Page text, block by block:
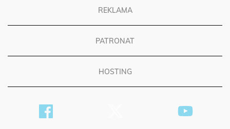
REKLAMA
PATRONAT
HOSTING